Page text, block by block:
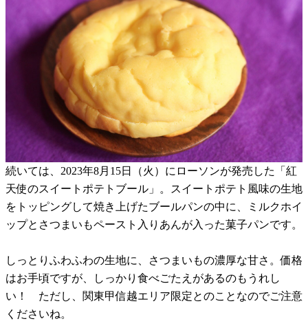
続いては、2023年8月15日（火）にローソンが発売した「紅
天使のスイートポテトブール」。スイートポテト風味の生地
をトッピングして焼き上げたブールパンの中に、ミルクホイ
ップとさつまいもペースト入りあんが入った菓子パンです。
しっとりふわふわの生地に、さつまいもの濃厚な甘さ。価格
はお手頃ですが、しっかり食べごたえがあるのもうれし
い！ ただし、関東甲信越エリア限定とのことなのでご注意
くださいね。